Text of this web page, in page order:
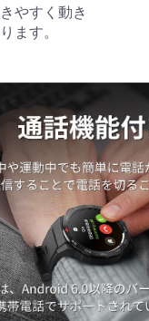
やすく動き
ます。